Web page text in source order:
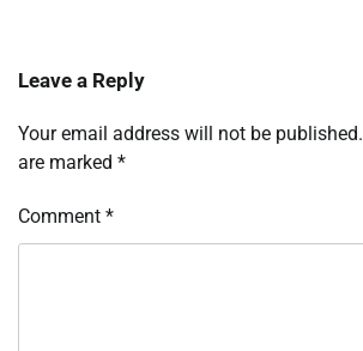
Leave a Reply
Your email address will not be published.
are marked *
Comment *